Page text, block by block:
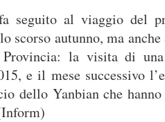
seguito al viaggio del
scorso autunno, ma
la visita di
e il mese successivo
dello Yanbian che